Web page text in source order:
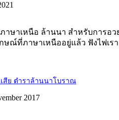
าษาเหนือ ล้านนา สำหรับการอว
ษณ์ที่ภาษาเหนืออยู่แล้ว ฟังไฟเร
สีย ตำราล้านนาโบราณ
2017